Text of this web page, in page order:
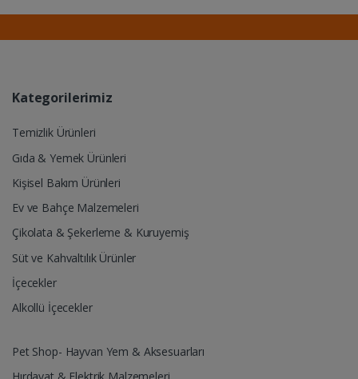
Kategorilerimiz
Temizlik Ürünleri
Gıda & Yemek Ürünleri
Kişisel Bakım Ürünleri
Ev ve Bahçe Malzemeleri
Çikolata & Şekerleme & Kuruyemiş
Süt ve Kahvaltılık Ürünler
İçecekler
Alkollü İçecekler
Pet Shop- Hayvan Yem & Aksesuarları